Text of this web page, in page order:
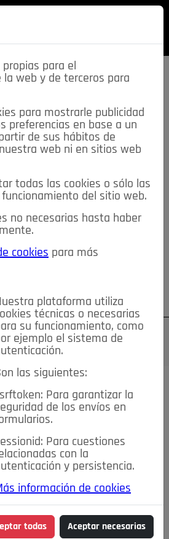
descarga esta
REVISTA
DE INTERÉS
MIS ANUNCIOS CONTACTO
¿Olvidó su contraseña?
Bicicletas Deportes y Ocio
Electrodomésticos
Construcción y Reformas
Accesorios Ropa Motor
y Accesorios Motos Ocio
Coleccionismo Otros
para el
web y de terceros para
para mostrarle publicidad
preferencias en base a un
de sus hábitos de
web ni en sitios web
todas las cookies o sólo las
del sitio web.
no necesarias hasta haber
cookies para más
plataforma utiliza
técnicas o necesarias
su funcionamiento, como
ejemplo el sistema de
las siguientes:
Para garantizar la
de los envíos en
Para cuestiones
con la
y persistencia.
información de cookies
todas Aceptar necesarias